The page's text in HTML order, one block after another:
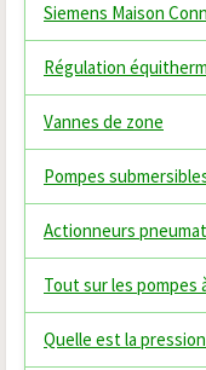
Siemens Maison
Régulation
Vannes de zone
Pompes
Actionneurs
Tout sur les pompes
Quelle est la